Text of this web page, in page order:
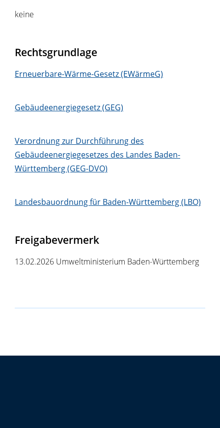
keine
Rechtsgrundlage
Erneuerbare-Wärme-Gesetz (EWärmeG)
Gebäudeenergiegesetz (GEG)
Verordnung zur Durchführung des
Gebäudeenergiegesetzes des Landes Baden-
Württemberg (GEG-DVO)
Landesbauordnung für Baden-Württemberg (LBO)
Freigabevermerk
13.02.2026 Umweltministerium Baden-Württemberg